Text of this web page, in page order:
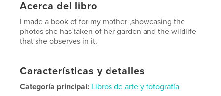
Acerca del libro
I made a book of for my mother ,showcasing the
photos she has taken of her garden and the wildlife
that she observes in it.
Características y detalles
Categoría principal: Libros de arte y fotografía